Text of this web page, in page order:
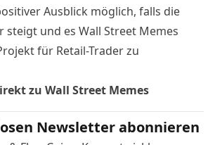
Ausblick möglich, falls die
steigt und es Wall Street Memes
für Retail-Trader zu
zu Wall Street Memes
Newsletter abonnieren